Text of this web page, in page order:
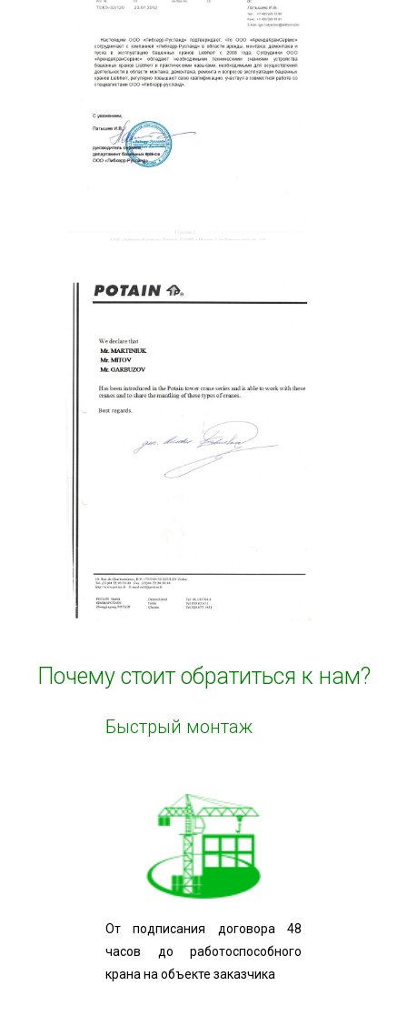
Почему стоит обратиться к нам?
Быстрый монтаж
От подписания договора 48
часов до работоспособного
крана на объекте заказчика